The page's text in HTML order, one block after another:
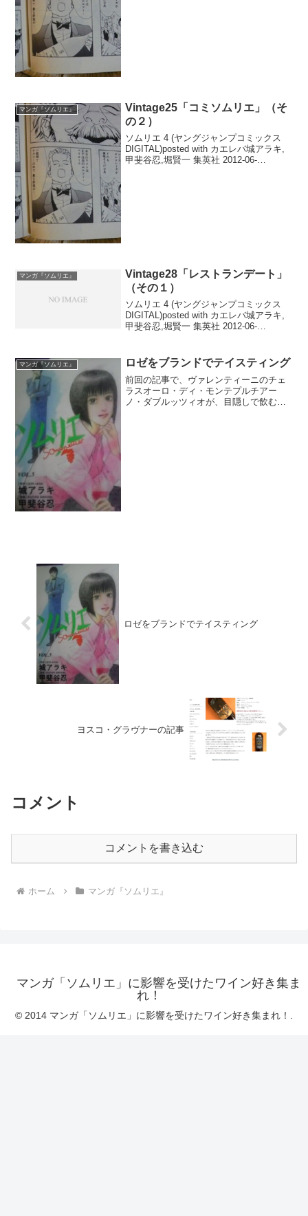
マンガ『ソムリエ』
Vintage25「コミソムリエ」（そ
の２）
ソムリエ 4 (ヤングジャンプコミックス
DIGITAL)posted with カエレバ城アラキ,
甲斐谷忍,堀賢一 集英社 2012-06-
マンガ『ソムリエ』
Vintage28「レストランデート」
（その１）
ソムリエ 4 (ヤングジャンプコミックス
DIGITAL)posted with カエレバ城アラキ,
甲斐谷忍,堀賢一 集英社 2012-06-
氏、漫画：甲斐谷忍氏、監...
マンガ『ソムリエ』 ロゼをブランドでテイスティング
前回の記事で、ヴァレンティーニのチェ
ラスオーロ・ディ・モンテプルチアー
ノ・ダブルッツィオが、目隠しで飲むと
ロゼをブランドでテイスティング
ヨスコ・グラヴナーの記事
コメント
コメントを書き込む
ホーム マンガ『ソムリエ』
マンガ「ソムリエ」に影響を受けたワイン好き集ま
れ！
© 2014 マンガ「ソムリエ」に影響を受けたワイン好き集まれ！.